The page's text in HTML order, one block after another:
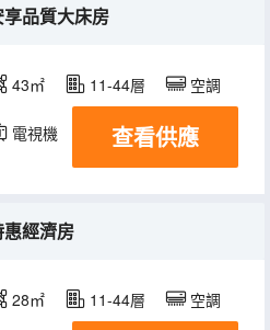
享品質大床房
43㎡ 11-44層 空調
電視機 冰箱
查看供應
經濟房
28㎡ 11-44層 空調